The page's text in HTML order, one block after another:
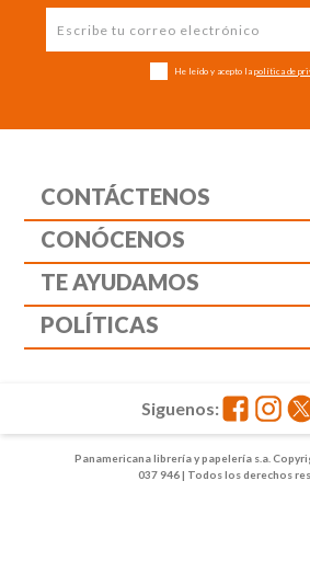
He leído y acepto la política de
CONTÁCTENOS
CONÓCENOS
TE AYUDAMOS
POLÍTICAS
Panamericana librería y papelería s.a.
037 946 | Todos los derechos
Siguenos: